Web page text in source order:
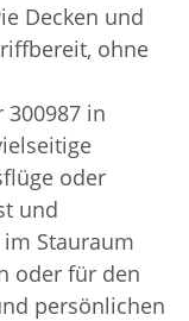
Decken und
ohne
in
oder
und
Stauraum
oder für den
persönlichen